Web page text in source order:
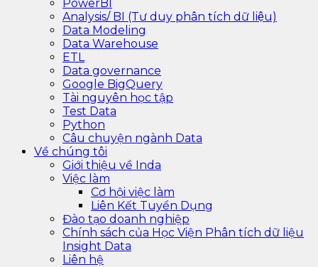
PowerBI
Analysis/ BI (Tư duy phân tích dữ liệu)
Data Modeling
Data Warehouse
ETL
Data governance
Google BigQuery
Tài nguyên học tập
Test Data
Python
Câu chuyện ngành Data
Về chúng tôi
Giới thiệu về Inda
Việc làm
Cơ hội việc làm
Liên Kết Tuyển Dụng
Đào tạo doanh nghiệp
Chính sách của Học Viện Phân tích dữ liệu
Insight Data
Liên hệ